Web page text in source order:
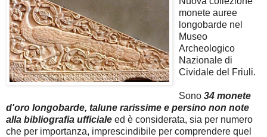
monete auree
longobarde nel
Museo
Archeologico
Nazionale di
Cividale del Friuli.
Sono 34 monete
d'oro longobarde, talune rarissime e persino non note
alla bibliografia ufficiale ed è considerata, sia per numero
che per importanza, imprescindibile per comprendere quel